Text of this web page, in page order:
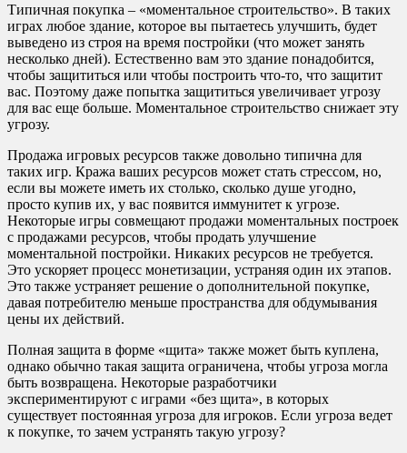
Типичная покупка – «моментальное строительство». В таких
играх любое здание, которое вы пытаетесь улучшить, будет
выведено из строя на время постройки (что может занять
несколько дней). Естественно вам это здание понадобится,
чтобы защититься или чтобы построить что-то, что защитит
вас. Поэтому даже попытка защититься увеличивает угрозу
для вас еще больше. Моментальное строительство снижает эту
угрозу.
Продажа игровых ресурсов также довольно типична для
таких игр. Кража ваших ресурсов может стать стрессом, но,
если вы можете иметь их столько, сколько душе угодно,
просто купив их, у вас появится иммунитет к угрозе.
Некоторые игры совмещают продажи моментальных построек
с продажами ресурсов, чтобы продать улучшение
моментальной постройки. Никаких ресурсов не требуется.
Это ускоряет процесс монетизации, устраняя один их этапов.
Это также устраняет решение о дополнительной покупке,
давая потребителю меньше пространства для обдумывания
цены их действий.
Полная защита в форме «щита» также может быть куплена,
однако обычно такая защита ограничена, чтобы угроза могла
быть возвращена. Некоторые разработчики
экспериментируют с играми «без щита», в которых
существует постоянная угроза для игроков. Если угроза ведет
к покупке, то зачем устранять такую угрозу?